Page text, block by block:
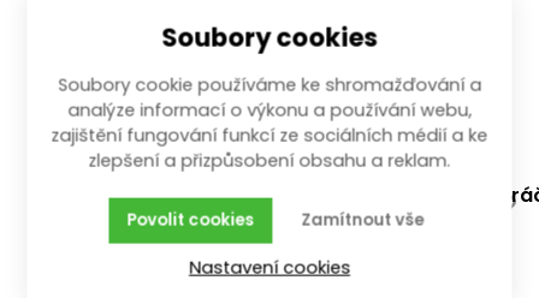
ráčna trojitá 1/4", 3/8", 1/2" 72z
celokovová 250 mm
250 mm; 1/4", 3/8", 1/2"
Soubory cookies
Soubory cookie používáme ke shromažďování a
analýze informací o výkonu a používání webu,
zajištění fungování funkcí ze sociálních médií a ke
zlepšení a přizpůsobení obsahu a reklam.
Zamítnout vše
Povolit cookies
Nastavení cookies